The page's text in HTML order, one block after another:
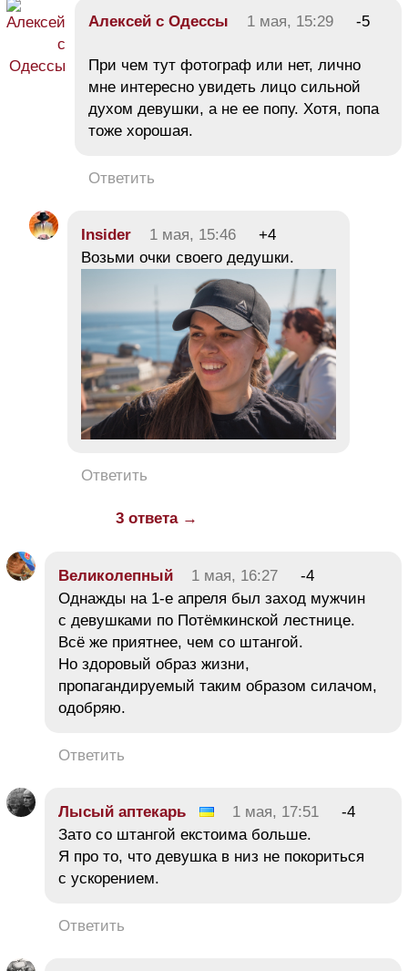
Алексей с Одессы 1 мая, 15:29 -5
При чем тут фотограф или нет, лично
мне интересно увидеть лицо сильной
духом девушки, а не ее попу. Хотя, попа
тоже хорошая.
Ответить
Insider 1 мая, 15:46
+4
Возьми очки своего дедушки.
Ответить
3 ответа →
Великолепный 1 мая, 16:27
-4
Однажды на 1-е апреля был заход мужчин
с девушками по Потёмкинской лестнице.
Всё же приятнее, чем со штангой.
Но здоровый образ жизни,
пропагандируемый таким образом силачом,
одобряю.
Ответить
Лысый аптекарь 1 мая, 17:51
-4
Зато со штангой екстоима больше.
Я про то, что девушка в низ не покориться
с ускорением.
Ответить